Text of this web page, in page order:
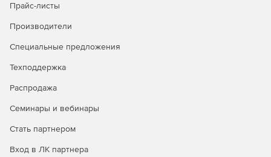
модели и результатов расчета.
Разбитие графического изображения схемы сети на
принтер формата от А4 до А0, а также передача этой
Вывод выходных таблиц на системный принтер или
Прайс-листы
Производители
Специальные предложения
Техподдержка
Распродажа
Семинары и вебинары
Стать партнером
Вход в ЛК партнера